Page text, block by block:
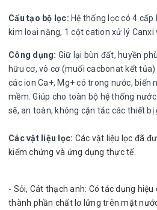
Cấu tạo bộ lọc: Hệ thống lọc có 4
kim loại nặng, 1 cột cation xử lý Canxi
Công dụng: Giữ lại bùn đất, huyền
hữu cơ, vô cơ (muối cacbonat kết
các ion Ca+, Mg+ có trong nước, biến
mềm. Giúp cho toàn bộ hệ thống
sẽ, an toàn, không cặn tắc các thiết bị
Các vật liệu lọc: Các vật liệu lọc đã
kiểm chứng và ứng dụng thực tế.
- Sỏi, Cát thạch anh: Có tác dụng
thành phần chất lơ lửng trên mặt